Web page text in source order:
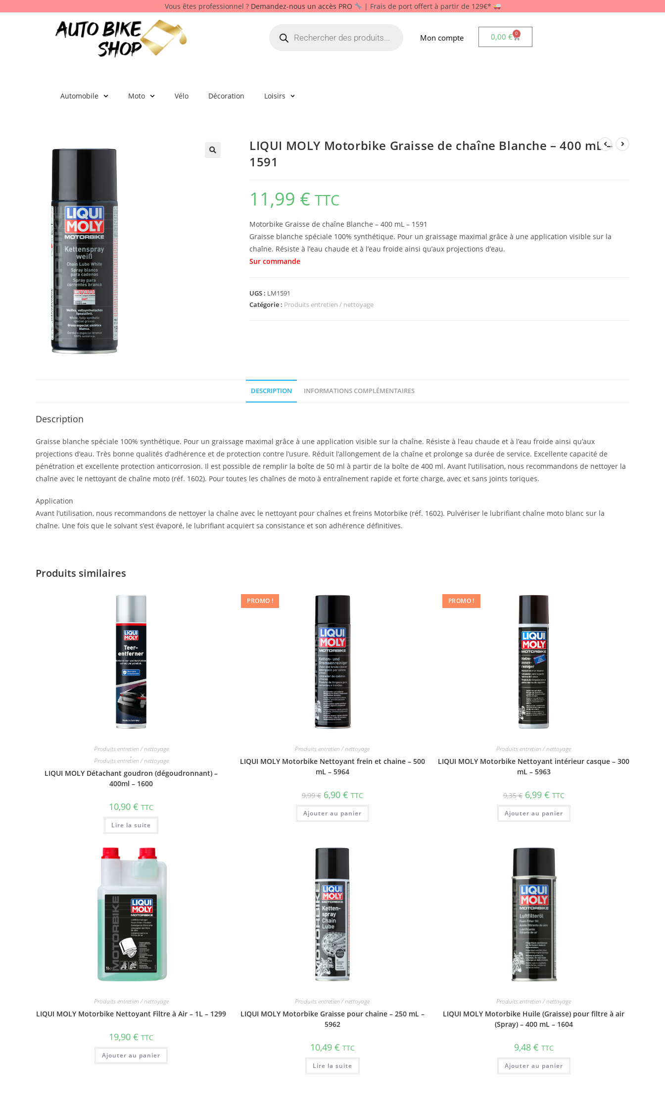
Vous êtes professionnel ? Demandez-nous un accès PRO | Frais de port offert à partir de 129€*
Mon compte 0,00 € 0
Automobile Moto Vélo Décoration Loisirs
LIQUI MOLY Motorbike Graisse de chaîne Blanche – 400 mL –
1591
11,99 € TTC
Motorbike Graisse de chaîne Blanche – 400 mL – 1591
Graisse blanche spéciale 100% synthétique. Pour un graissage maximal grâce à une application visible sur la
chaîne. Résiste à l’eau chaude et à l’eau froide ainsi qu’aux projections d’eau.
UGS : LM1591
Catégorie : Produits entretien / nettoyage
DESCRIPTION INFORMATIONS COMPLÉMENTAIRES
Description
Graisse blanche spéciale 100% synthétique. Pour un graissage maximal grâce à une application visible sur la chaîne. Résiste à l’eau chaude et à l’eau froide ainsi qu’aux
projections d’eau. Très bonne qualités d’adhérence et de protection contre l’usure. Réduit l’allongement de la chaîne et prolonge sa durée de service. Excellente capacité de
pénétration et excellente protection anticorrosion. Il est possible de remplir la boîte de 50 ml à partir de la boîte de 400 ml. Avant l’utilisation, nous recommandons de nettoyer la
chaîne avec le nettoyant de chaîne moto (réf. 1602). Pour toutes les chaînes de moto à entraînement rapide et forte charge, avec et sans joints toriques.
Application
Avant l’utilisation, nous recommandons de nettoyer la chaîne avec le nettoyant pour chaînes et freins Motorbike (réf. 1602). Pulvériser le lubrifiant chaîne moto blanc sur la
chaîne. Une fois que le solvant s’est évaporé, le lubrifiant acquiert sa consistance et son adhérence définitives.
Produits similaires
Produits entretien / nettoyage
,
Produits entretien / nettoyage
LIQUI MOLY Détachant goudron (dégoudronnant) –
400ml – 1600
10,90€ TTC
Lire la suite
PROMO !
Produits entretien / nettoyage
LIQUI MOLY Motorbike Nettoyant frein et chaine – 500
mL – 5964
9,99€ 6,90 € TTC
Ajouter au panier
PROMO !
Produits entretien / nettoyage
LIQUI MOLY Motorbike Nettoyant intérieur casque – 300
mL – 5963
9,35€ 6,99 € TTC
Ajouter au panier
Produits entretien / nettoyage
LIQUI MOLY Motorbike Nettoyant Filtre à Air – 1L – 1299
19,90€ TTC
Ajouter au panier
Produits entretien / nettoyage
LIQUI MOLY Motorbike Graisse pour chaine – 250 mL –
5962
10,49 € TTC
Lire la suite
Produits entretien / nettoyage
LIQUI MOLY Motorbike Huile (Graisse) pour filtre à air
(Spray) – 400 mL – 1604
9,48 € TTC
Ajouter au panier